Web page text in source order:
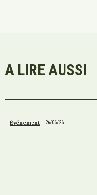
A LIRE AUSSI
Événement | 26/06/26